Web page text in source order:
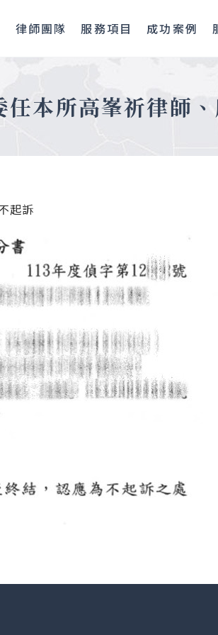
律師團隊 服務項目 成功案例
本所高峯祈律師
起訴